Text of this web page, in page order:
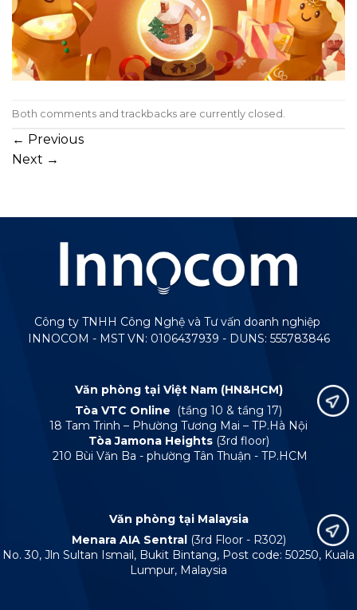
Both comments and trackbacks are currently closed.
← Previous
Next →
Công ty TNHH Công Nghệ và Tư vấn doanh nghiệp
INNOCOM - MST VN: 0106437939 - DUNS: 555783846
Văn phòng tại Việt Nam (HN&HCM)
Tòa VTC Online
(tầng 10 & tầng 17)
18 Tam Trinh – Phường Tương Mai – TP.Hà Nội
Tòa Jamona Heights (3rd floor)
210 Bùi Văn Ba - phường Tân Thuận - TP.HCM
Văn phòng tại Malaysia
Menara AIA Sentral (3rd Floor - R302)
No. 30, Jln Sultan Ismail, Bukit Bintang, Post code: 50250, Kuala
Lumpur, Malaysia